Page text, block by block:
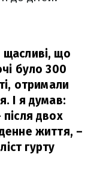
що
було 300
отримали
І я думав:
двох
життя, –
гурту